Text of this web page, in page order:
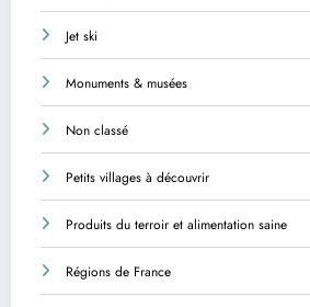
Jet ski
Monuments & musées
Non classé
Petits villages à découvrir
Produits du terroir et alimentation saine
Régions de France